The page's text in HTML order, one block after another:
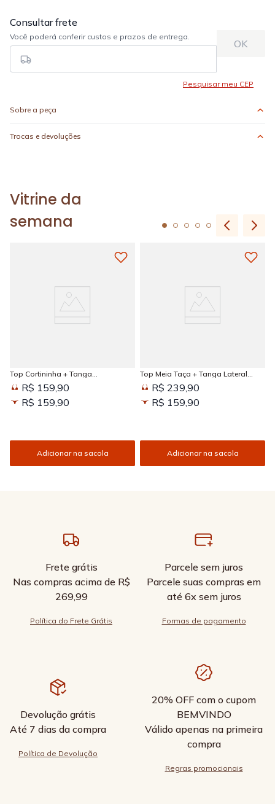
Sobre a peça
Trocas e devoluções
Vitrine da
semana
Top Cortininha + Tanga
Amarradinha Estampada Sun
KissedR$ 159,90
R$ 159,90
Adicionar na sacola
Top Meia Taça + Tanga Lateral
Larga Estampada Sun Kissed
R$ 239,90
R$ 159,90
Adicionar na sacola
Frete grátis
Nas compras acima de R$
269,99
Política do Frete Grátis
Parcele sem juros
Parcele suas compras em
até 6x sem juros
Formas de pagamento
Devolução grátis
Até 7 dias da compra
Política de Devolução
20% OFF com o cupom
BEMVINDO
Válido apenas na primeira
compra
Regras promocionais